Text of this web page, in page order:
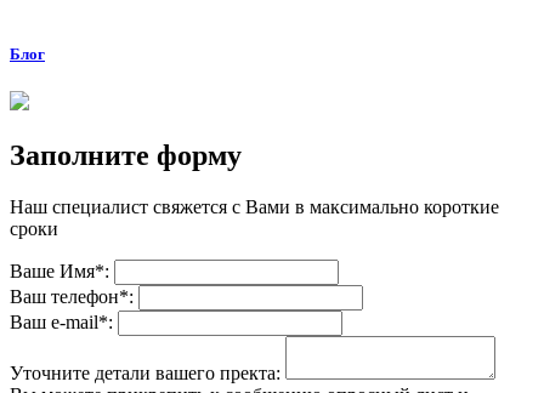
Блог
Заполните форму
Наш специалист свяжется с Вами в максимально короткие
сроки
Ваше Имя*:
Ваш телефон*:
Ваш е-mail*:
Уточните детали вашего пректа: